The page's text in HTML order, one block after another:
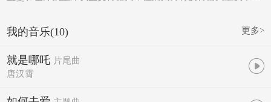
更多>
我的音乐(10)
就是哪吒 片尾曲
唐汉霄
